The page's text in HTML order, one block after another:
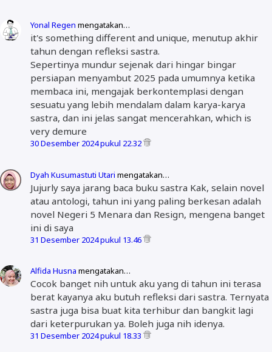
Yonal Regen mengatakan…
it's something different and unique, menutup akhir
tahun dengan refleksi sastra.
Sepertinya mundur sejenak dari hingar bingar
persiapan menyambut 2025 pada umumnya ketika
membaca ini, mengajak berkontemplasi dengan
sesuatu yang lebih mendalam dalam karya-karya
sastra, dan ini jelas sangat mencerahkan, which is
very demure
30 Desember 2024 pukul 22.32
Dyah Kusumastuti Utari mengatakan…
Jujurly saya jarang baca buku sastra Kak, selain novel
atau antologi, tahun ini yang paling berkesan adalah
novel Negeri 5 Menara dan Resign, mengena banget
ini di saya
31 Desember 2024 pukul 13.46
Alfida Husna mengatakan…
Cocok banget nih untuk aku yang di tahun ini terasa
berat kayanya aku butuh refleksi dari sastra. Ternyata
sastra juga bisa buat kita terhibur dan bangkit lagi
dari keterpurukan ya. Boleh juga nih idenya.
31 Desember 2024 pukul 18.33